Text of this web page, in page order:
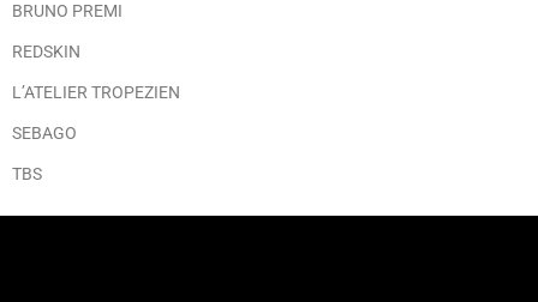
BRUNO PREMI
REDSKIN
L’ATELIER TROPEZIEN
SEBAGO
TBS